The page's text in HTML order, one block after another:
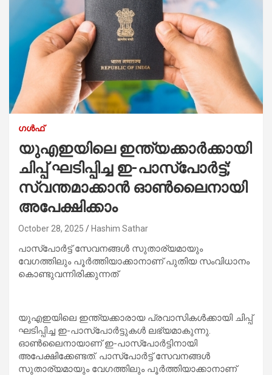
ഗൾഫ്
യുഎഇയിലെ ഇന്ത്യക്കാർക്കായി
ചിപ്പ് ഘടിപ്പിച്ച ഇ-പാസ്പോർട്ട്;
സ്വന്തമാക്കാൻ ഓൺലൈനായി
അപേക്ഷിക്കാം
October 28, 2025 Hashim Sathar
പാസ്പോർട്ട് സേവനങ്ങൾ സുതാര്യമായും
വേഗത്തിലും പൂർത്തിയാക്കാനാണ് പുതിയ സംവിധാനം
കൊണ്ടുവന്നിരിക്കുന്നത്
യുഎഇയിലെ ഇന്ത്യക്കാരായ പ്രവാസികൾക്കായി ചിപ്പ്
ഘടിപ്പിച്ച ഇ-പാസ്പോർട്ടുകൾ ലഭ്യമാകുന്നു.
ഓൺലൈനായാണ് ഇ-പാസ്പോർട്ടിനായി
അപേക്ഷിക്കേണ്ടത്. പാസ്പോർട്ട് സേവനങ്ങൾ
സുതാര്യമായും വേഗത്തിലും പൂർത്തിയാക്കാനാണ്